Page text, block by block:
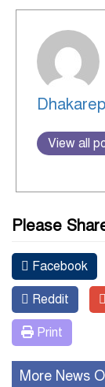
View all
Please
Facebook
Reddit
Print
More News